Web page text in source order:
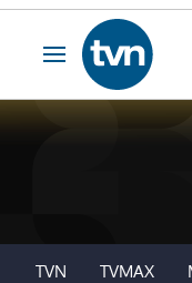
Ir al contenido
Obrir navegació
TVN TVMAX